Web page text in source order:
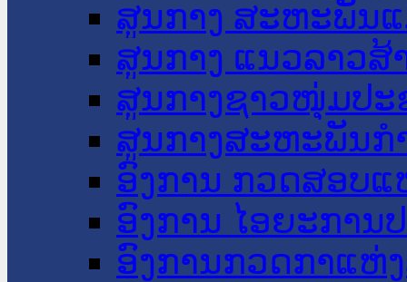
ສູນກາງ ສະຫະພັນ
ສູນກາງ ແນວລາວສ້
ສູນກາງຊາວໜຸ່ມປະ
ສູນກາງສະຫະພັນກ
ອົງການ ກວດສອບແ
ອົງການ ໄອຍະການ
ອົງການກວດກາແຫ່